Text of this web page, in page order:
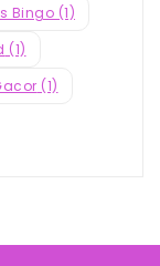
Bingo (1)
(1)
(1)